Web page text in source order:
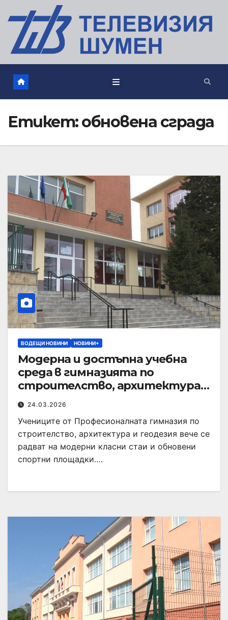
Етикет:обновена сграда
ВОДЕЩИ НОВИНИ НОВИНИ+
Модерна и достъпна учебна
среда в гимназията по
строителство, архитектура и
геодезия
24.03.2026
Учениците от Професионалната гимназия по
строителство, архитектура и геодезия вече се
радват на модерни класни стаи и обновени
спортни площадки.…